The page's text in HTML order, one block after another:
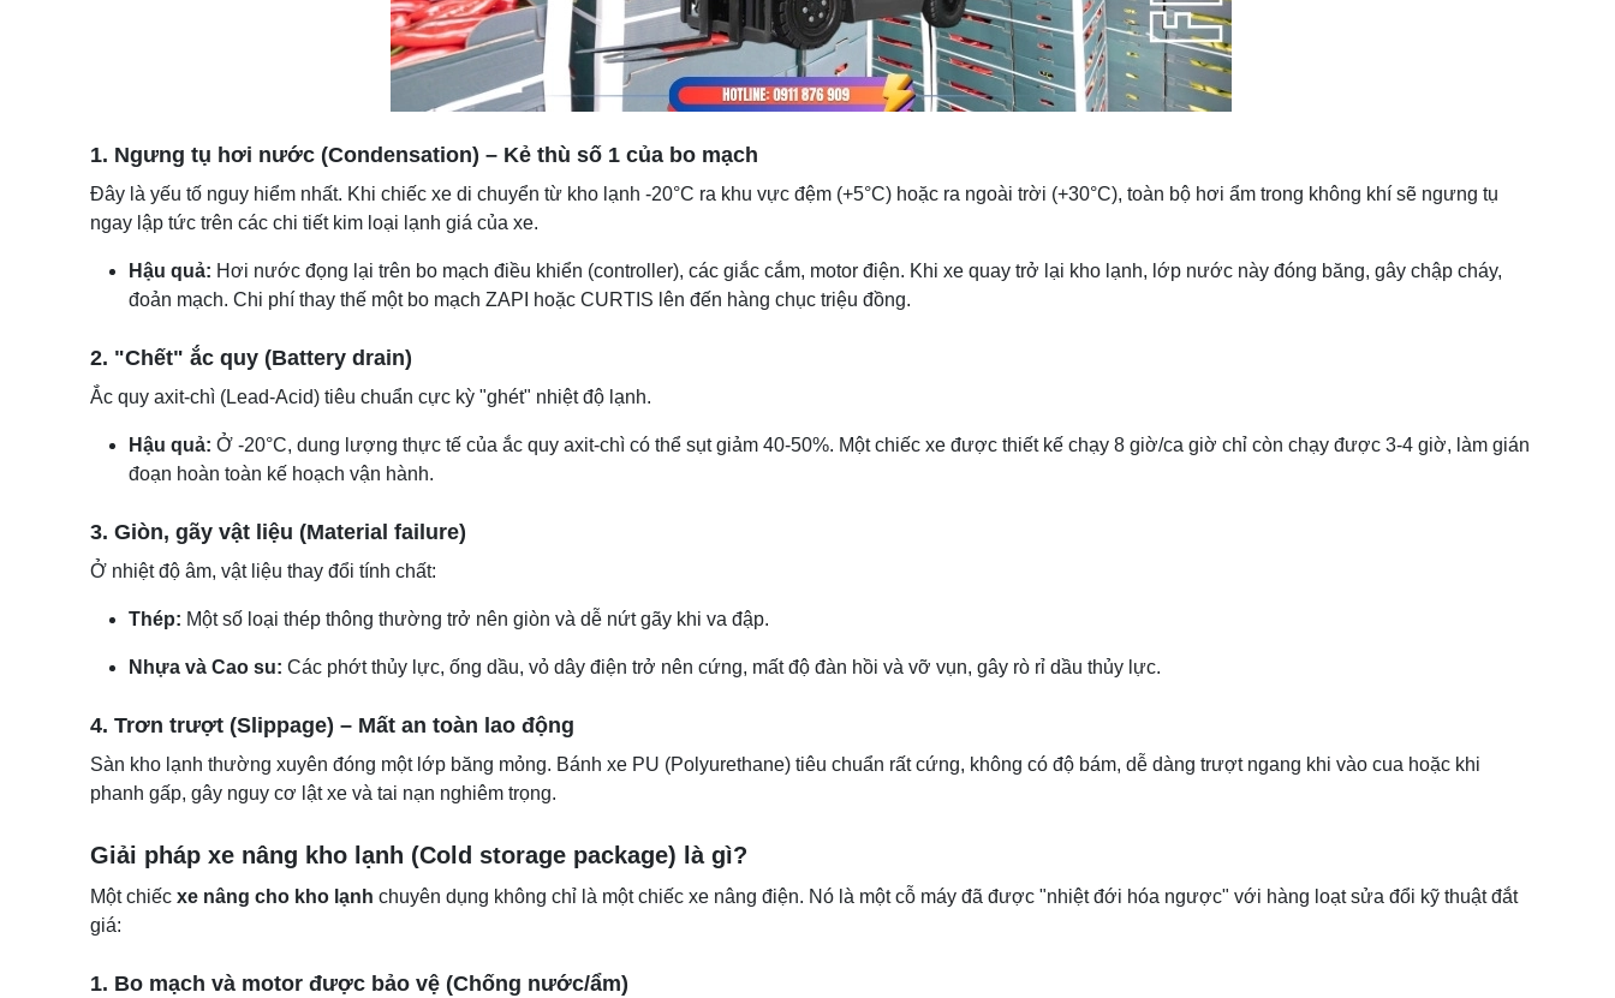
1. Ngưng tụ hơi nước (Condensation) – Kẻ thù số 1 của bo mạch
Đây là yếu tố nguy hiểm nhất. Khi chiếc xe di chuyển từ kho lạnh -20°C ra khu vực đệm (+5°C) hoặc ra ngoài trời (+30°C), toàn bộ hơi ẩm trong không khí sẽ ngưng tụ
ngay lập tức trên các chi tiết kim loại lạnh giá của xe.
Hậu quả: Hơi nước đọng lại trên bo mạch điều khiển (controller), các giắc cắm, motor điện. Khi xe quay trở lại kho lạnh, lớp nước này đóng băng, gây chập cháy,
đoản mạch. Chi phí thay thế một bo mạch ZAPI hoặc CURTIS lên đến hàng chục triệu đồng.
2. "Chết" ắc quy (Battery drain)
Ắc quy axit-chì (Lead-Acid) tiêu chuẩn cực kỳ "ghét" nhiệt độ lạnh.
Hậu quả: Ở -20°C, dung lượng thực tế của ắc quy axit-chì có thể sụt giảm 40-50%. Một chiếc xe được thiết kế chạy 8 giờ/ca giờ chỉ còn chạy được 3-4 giờ, làm gián
đoạn hoàn toàn kế hoạch vận hành.
3. Giòn, gãy vật liệu (Material failure)
Ở nhiệt độ âm, vật liệu thay đổi tính chất:
Thép: Một số loại thép thông thường trở nên giòn và dễ nứt gãy khi va đập.
Nhựa và Cao su: Các phớt thủy lực, ống dầu, vỏ dây điện trở nên cứng, mất độ đàn hồi và vỡ vụn, gây rò rỉ dầu thủy lực.
4. Trơn trượt (Slippage) – Mất an toàn lao động
Sàn kho lạnh thường xuyên đóng một lớp băng mỏng. Bánh xe PU (Polyurethane) tiêu chuẩn rất cứng, không có độ bám, dễ dàng trượt ngang khi vào cua hoặc khi
phanh gấp, gây nguy cơ lật xe và tai nạn nghiêm trọng.
Giải pháp xe nâng kho lạnh (Cold storage package) là gì?
Một chiếc xe nâng cho kho lạnh chuyên dụng không chỉ là một chiếc xe nâng điện. Nó là một cỗ máy đã được "nhiệt đới hóa ngược" với hàng loạt sửa đổi kỹ thuật đắt
giá:
1. Bo mạch và motor được bảo vệ (Chống nước/ẩm)